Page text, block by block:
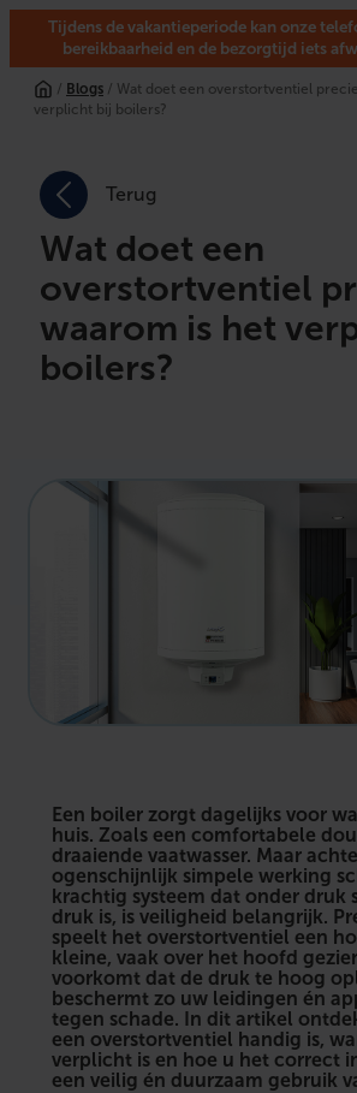
Tijdens de vakantieperiode kan onze
bereikbaarheid en de bezorgtijd iets
/ Blogs / Wat doet een overstortventiel
verplicht bij boilers?
Terug
Wat doet een
overstortventiel
waarom is het
boilers?
Een boiler zorgt dagelijks voor
huis. Zoals een comfortabele
draaiende vaatwasser. Maar
ogenschijnlijk simpele werking
krachtig systeem dat onder druk
druk is, is veiligheid belangrijk.
speelt het overstortventiel een
kleine, vaak over het hoofd
voorkomt dat de druk te hoog
beschermt zo uw leidingen én
tegen schade. In dit artikel
een overstortventiel handig is,
verplicht is en hoe u het correct
een veilig én duurzaam gebruik